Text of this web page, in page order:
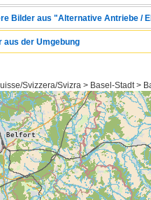
Bilder aus "Alternative Antriebe /
aus der Umgebung
Svizzera/Svizra > Basel-Stadt >